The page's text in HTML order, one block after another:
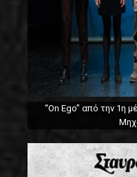
“On Ego” από την 1η